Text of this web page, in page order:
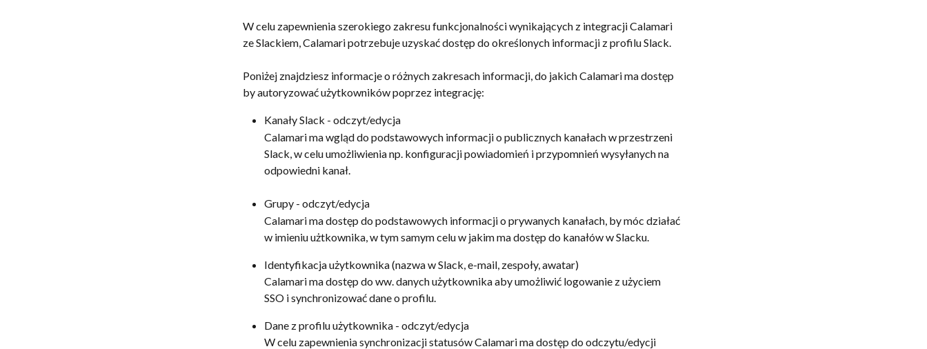
W celu zapewnienia szerokiego zakresu funkcjonalności wynikających z integracji Calamari
ze Slackiem, Calamari potrzebuje uzyskać dostęp do określonych informacji z profilu Slack.
Poniżej znajdziesz informacje o różnych zakresach informacji, do jakich Calamari ma dostęp
by autoryzować użytkowników poprzez integrację:
Kanały Slack - odczyt/edycja
Calamari ma wgląd do podstawowych informacji o publicznych kanałach w przestrzeni
Slack, w celu umożliwienia np. konfiguracji powiadomień i przypomnień wysyłanych na
odpowiedni kanał.
Grupy - odczyt/edycja
Calamari ma dostęp do podstawowych informacji o prywanych kanałach, by móc działać
w imieniu użtkownika, w tym samym celu w jakim ma dostęp do kanałów w Slacku.
Identyfikacja użytkownika (nazwa w Slack, e-mail, zespoły, awatar)
Calamari ma dostęp do ww. danych użytkownika aby umożliwić logowanie z użyciem
SSO i synchronizować dane o profilu.
Dane z profilu użytkownika - odczyt/edycja
W celu zapewnienia synchronizacji statusów Calamari ma dostęp do odczytu/edycji